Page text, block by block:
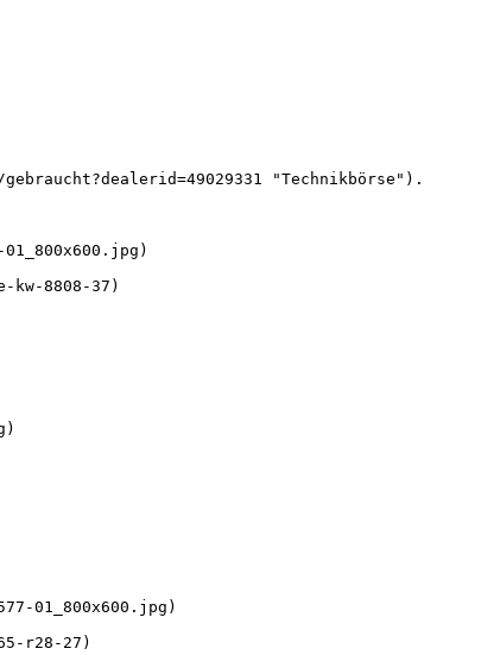
"Technikbörse").
8808-37)
01_800x600.jpg)
r28-27)